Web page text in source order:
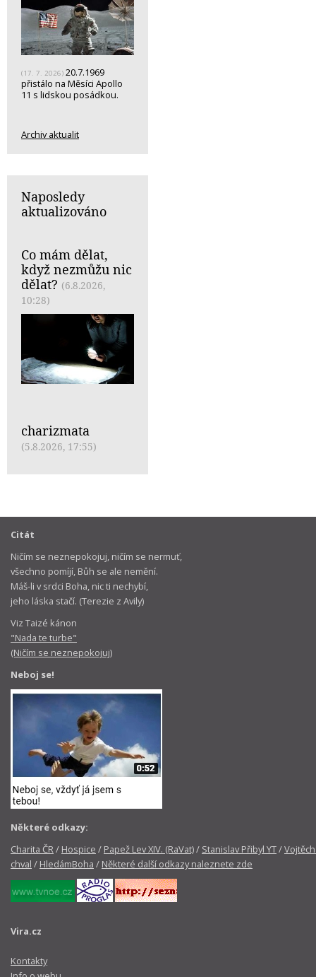
(17. 7. 2026) 20.7.1969
přistálo na Měsíci Apollo
11 s lidskou posádkou.
Archiv aktualit
Naposledy
aktualizováno
Co mám dělat,
když nezmůžu nic
dělat? (6.8.2026,
10:28)
charizmata
(5.8.2026, 17:55)
Citát
Ničím se neznepokojuj, ničím se nermuť,
všechno pomíjí, Bůh se ale nemění.
Máš-li v srdci Boha, nic ti nechybí,
jeho láska stačí. (Terezie z Avily)
Viz Taizé kánon
"Nada te turbe"
(Ničím se neznepokojuj)
Neboj se!
Některé odkazy:
Charita ČR/ Hospice / Papež Lev XIV. (RaVat)/ Stanislav Přibyl YT/
chval / HledámBoha / Některé další odkazy naleznete zde
Vira.cz
Kontakty